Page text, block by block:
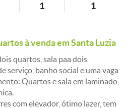
1 1
à venda em Santa Luzia
quartos, sala paa dois
serviço, banho social e uma vaga
Quartos e sala em laminado,
com elevador, ótimo lazer, tem